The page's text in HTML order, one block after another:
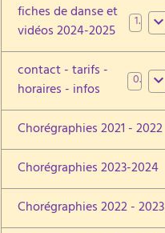
fiches de danse et
vidéos 2024-2025
1
contact - tarifs -
horaires - infos
0
Chorégraphies 2021 - 2022
Chorégraphies 2023-2024
Chorégraphies 2022 - 2023